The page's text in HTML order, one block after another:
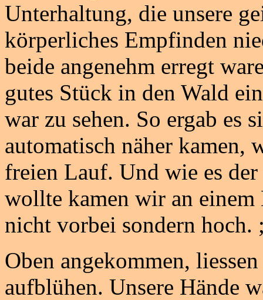
Unterhaltung, die unsere
körperliches Empfinden
beide angenehm erregt
gutes Stück in den Wald
war zu sehen. So ergab es
automatisch näher kamen,
freien Lauf. Und wie es
wollte kamen wir an
nicht vorbei sondern hoch.
Oben angekommen,
aufblühen. Unsere Hände